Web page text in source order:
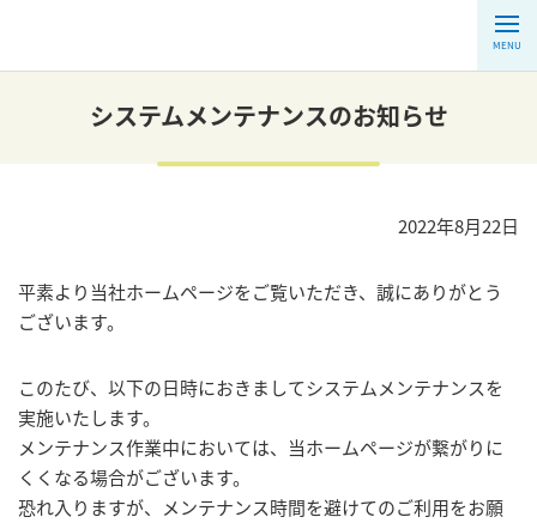
MENU
システムメンテナンスのお知らせ
2022年8月22日
平素より当社ホームページをご覧いただき、誠にありがとう
ございます。
このたび、以下の日時におきましてシステムメンテナンスを
実施いたします。
メンテナンス作業中においては、当ホームページが繋がりに
くくなる場合がございます。
恐れ入りますが、メンテナンス時間を避けてのご利用をお願